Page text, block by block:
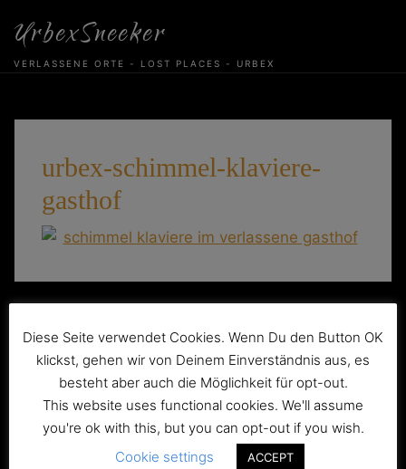
content
UrbexSneeker
VERLASSENE ORTE - LOST PLACES - URBEX
urbex-schimmel-klaviere-
gasthof
Beitragsnavigation
Der verlassene Ballsaal „Asymm“
Diese Seite verwendet Cookies. Wenn Du den Button OK
klickst, gehen wir von Deinem Einverständnis aus, es
besteht aber auch die Möglichkeit für opt-out.
This website uses functional cookies. We'll assume
you're ok with this, but you can opt-out if you wish.
Cookie settings
ACCEPT